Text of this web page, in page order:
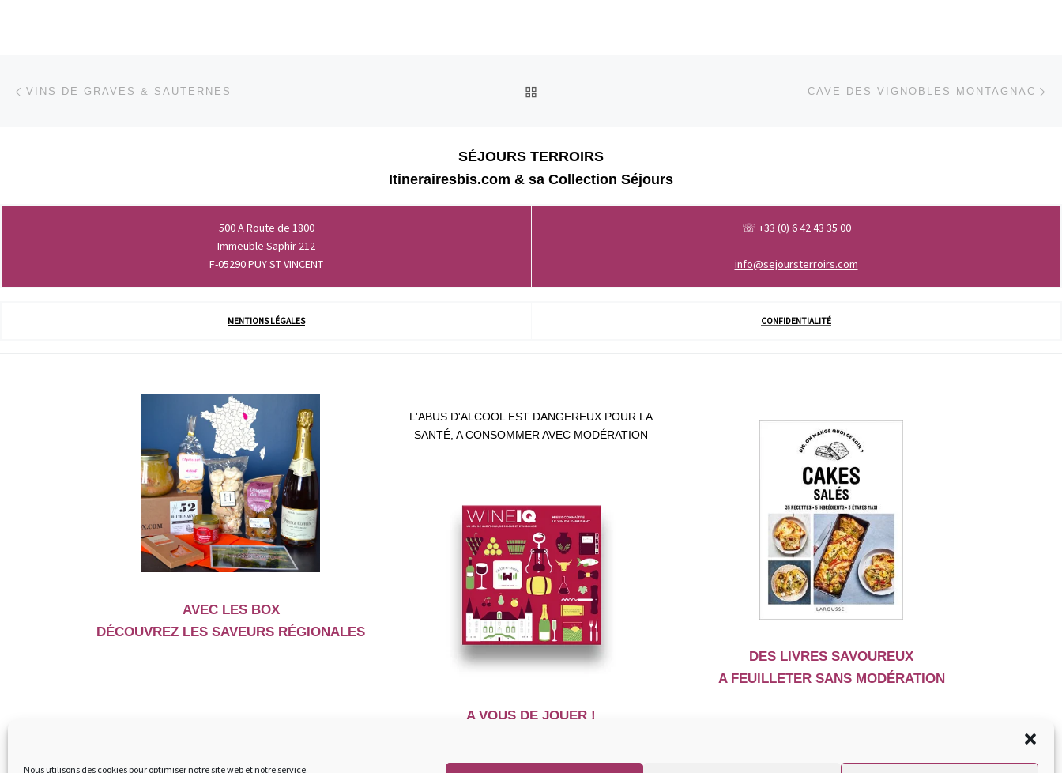
Nous utilisons des cookies pour optimiser notre site web et notre service.
Parcourir les articles
VINS DE GRAVES & SAUTERNES CAVE DES VIGNOBLES MONTAGNAC
SÉJOURS TERROIRS
Itinerairesbis.com & sa Collection Séjours
500 A Route de 1800
Immeuble Saphir 212
F-05290 PUY ST VINCENT
☏ +33 (0) 6 42 43 35 00
info@sejoursterroirs.com
MENTIONS LÉGALES CONFIDENTIALITÉ
AVEC LES BOX
DÉCOUVREZ LES SAVEURS RÉGIONALES
L'ABUS D'ALCOOL EST DANGEREUX POUR LA
SANTÉ, A CONSOMMER AVEC MODÉRATION
A VOUS DE JOUER !
DES LIVRES SAVOUREUX
A FEUILLETER SANS MODÉRATION